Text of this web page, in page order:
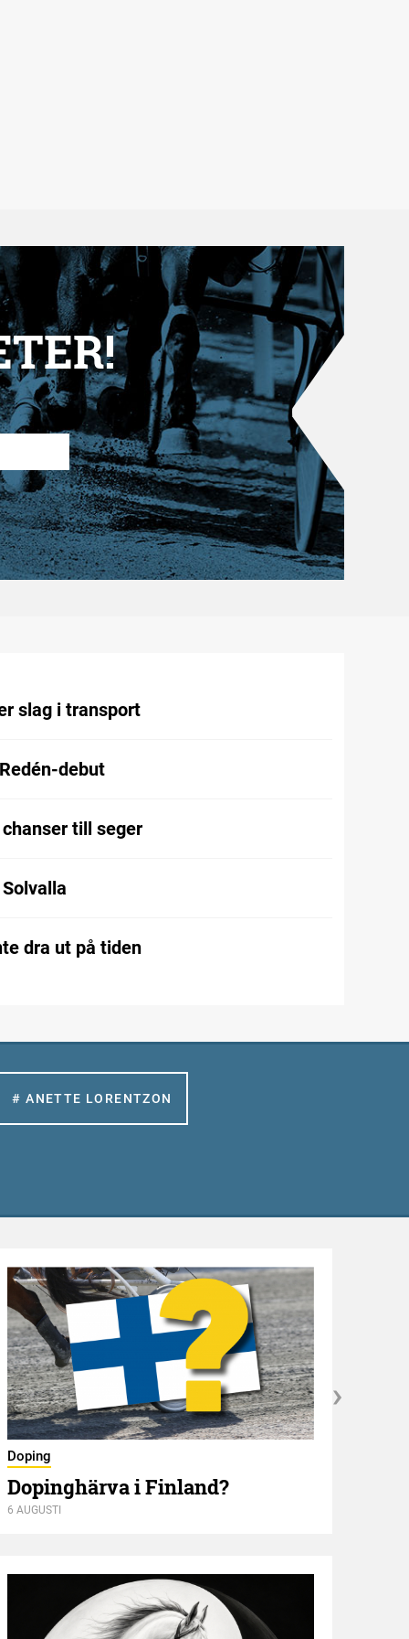
slag i transport
debut
till seger
dra ut på tiden
# ANETTE LORENTZON
Doping
Dopinghärva i Finland?
6 AUGUSTI